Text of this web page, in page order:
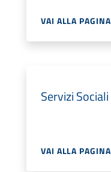
VAI ALLA PAGINA
Servizi Sociali
VAI ALLA PAGINA